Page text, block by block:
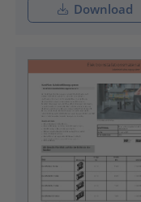
Download